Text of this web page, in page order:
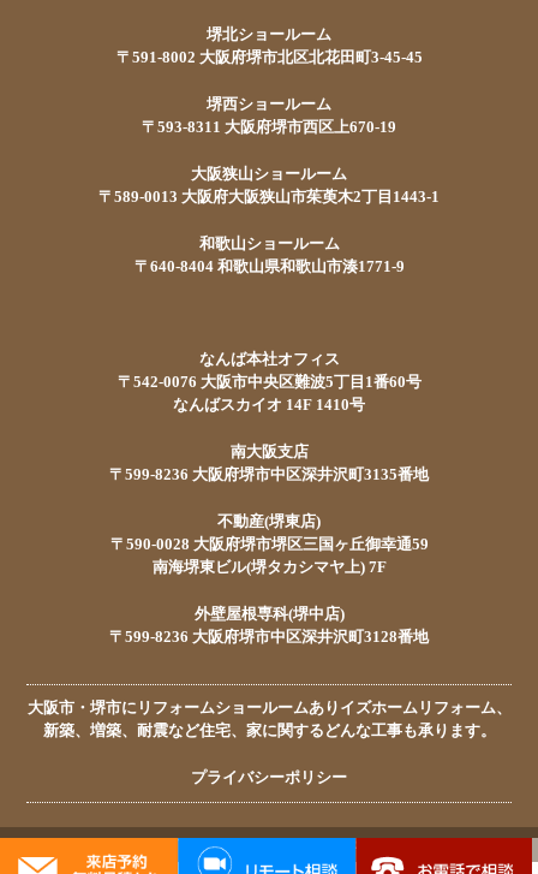
堺北ショールーム
〒591-8002 大阪府堺市北区北花田町3-45-45
堺西ショールーム
〒593-8311 大阪府堺市西区上670-19
大阪狭山ショールーム
〒589-0013 大阪府大阪狭山市茱萸木2丁目1443-1
和歌山ショールーム
〒640-8404 和歌山県和歌山市湊1771-9
なんば本社オフィス
〒542-0076 大阪市中央区難波5丁目1番60号
なんばスカイオ 14F 1410号
南大阪支店
〒599-8236 大阪府堺市中区深井沢町3135番地
不動産(堺東店)
〒590-0028 大阪府堺市堺区三国ヶ丘御幸通59
南海堺東ビル(堺タカシマヤ上) 7F
外壁屋根専科(堺中店)
〒599-8236 大阪府堺市中区深井沢町3128番地
大阪市・堺市にリフォームショールームありイズホームリフォーム、
新築、増築、耐震など住宅、家に関するどんな工事も承ります。
プライバシーポリシー
© イズホーム水まわり専科. All Rights Reserved.